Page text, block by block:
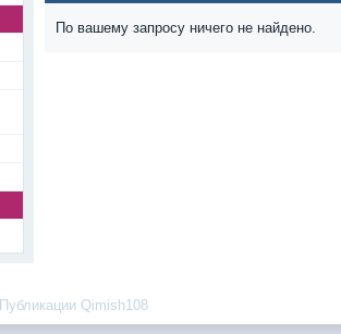
По вашему запросу ничего не найдено.
Публикации Qimish108